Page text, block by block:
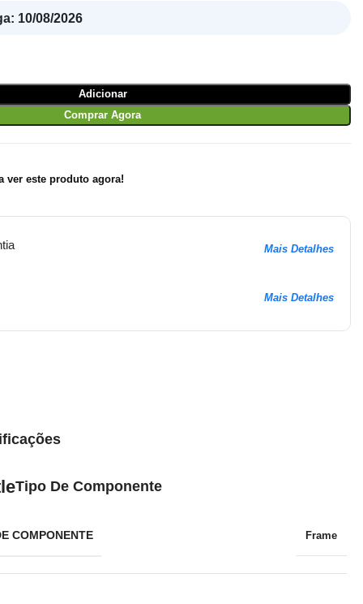
: 10/08/2026
Adicionar
Comprar Agora
ver este produto agora!
Mais Detalhes
Mais Detalhes
Tipo De Componente
COMPONENTE Frame